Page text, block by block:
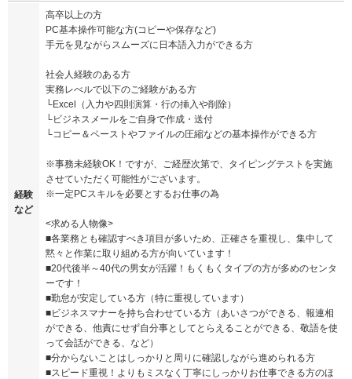
経験
など
高卒以上の方
PC基本操作可能な方(コピーや保存など)
手元を見ながらスムーズに日本語入力ができる方
社会人経験のある方
実務レべルで以下のご経験がある方
└Excel（入力や四則演算・行の挿入や削除）
└ビジネスメールをご自身で作成・送付
└コピー＆ペーストやファイルの圧縮などの基本操作ができる方
※事務未経験OK！ですが、ご経歴次第で、タイピングテストを実施
させていただく可能性がございます。
※一定PCスキルを必要とするお仕事の為
<求める人物像>
■各業務とも確認すべき項目が多いため、正確さを重視し、集中して
黙々と作業に取り組める方が向いています！
■20代後半～40代の男女が活躍！もくもくタイプの方が多めのセンタ
ーです！
■勤怠が安定している方（特に重視しています）
■ビジネスマナーを持ち合わせている方（あいさつができる、報連相
ができる、他責にせず自分事としてとらえることができる、敬語を使
って会話ができる、など）
■分からないことはしっかりと周りに確認しながら進められる方
■スピード重視！よりもミスなく丁寧にしっかりお仕事できる方のほ